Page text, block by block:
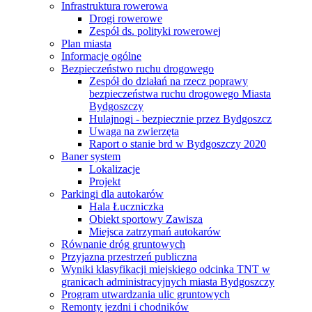
Infrastruktura rowerowa
Drogi rowerowe
Zespół ds. polityki rowerowej
Plan miasta
Informacje ogólne
Bezpieczeństwo ruchu drogowego
Zespół do działań na rzecz poprawy
bezpieczeństwa ruchu drogowego Miasta
Bydgoszczy
Hulajnogi - bezpiecznie przez Bydgoszcz
Uwaga na zwierzęta
Raport o stanie brd w Bydgoszczy 2020
Baner system
Lokalizacje
Projekt
Parkingi dla autokarów
Hala Łuczniczka
Obiekt sportowy Zawisza
Miejsca zatrzymań autokarów
Równanie dróg gruntowych
Przyjazna przestrzeń publiczna
Wyniki klasyfikacji miejskiego odcinka TNT w
granicach administracyjnych miasta Bydgoszczy
Program utwardzania ulic gruntowych
Remonty jezdni i chodników